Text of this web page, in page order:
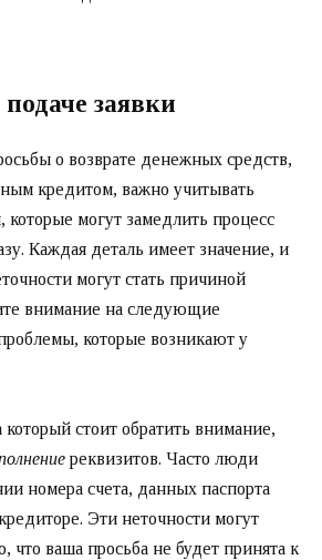
заявки
о возврате денежных средств,
кредитом, важно учитывать
могут замедлить процесс
Каждая деталь имеет значение, и
могут стать причиной
внимание на следующие
которые возникают у
который стоит обратить внимание,
реквизитов. Часто люди
номера счета, данных паспорта
Эти неточности могут
что ваша просьба не будет принята к